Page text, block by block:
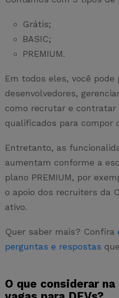
Grátis;
BASIC;
PREMIUM.
Em todos eles, você pode
desenvolvedores,
como recrutar e contratar
qualificados para compor
Entretanto, as
aumentam conforme a
plano PREMIUM, por
o apoio dos recruiters da
ativo.
Quer saber mais? Confira
perguntas e respostas
O que considerar